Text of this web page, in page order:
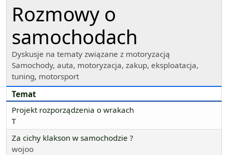
Rozmowy o
samochodach
Dyskusje na tematy związane z motoryzacją
Samochody, auta, motoryzacja, zakup, eksploatacja,
tuning, motorsport
Temat
Projekt rozporządzenia o wrakach
T
Za cichy klakson w samochodzie ?
wojoo